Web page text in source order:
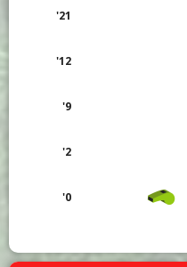
'21
'12
'9
'2
'0